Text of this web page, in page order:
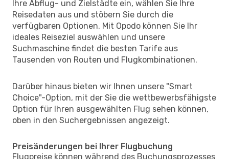
Ihre Abflug- und Zielstädte ein, wählen Sie Ihre
Reisedaten aus und stöbern Sie durch die
verfügbaren Optionen. Mit Opodo können Sie Ihr
ideales Reiseziel auswählen und unsere
Suchmaschine findet die besten Tarife aus
Tausenden von Routen und Flugkombinationen.
Darüber hinaus bieten wir Ihnen unsere "Smart
Choice"-Option, mit der Sie die wettbewerbsfähigste
Option für Ihren ausgewählten Flug sehen können,
oben in den Suchergebnissen angezeigt.
Preisänderungen bei Ihrer Flugbuchung
Flugpreise können während des Buchungsprozesses